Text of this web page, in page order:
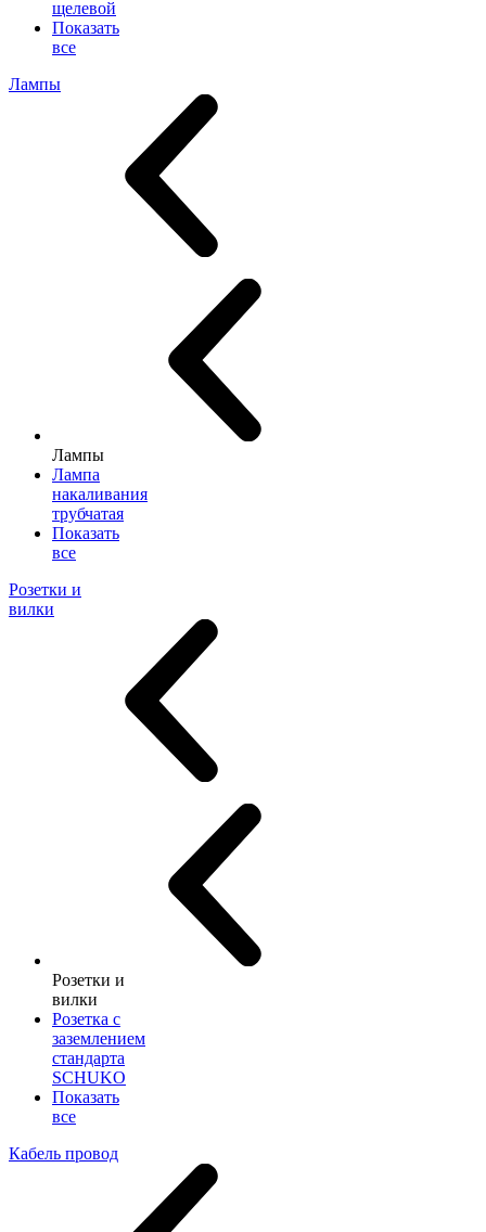
щелевой
Показать
все
Лампы
Лампы
Лампа
накаливания
трубчатая
Показать
все
Розетки и
вилки
Розетки и
вилки
Розетка с
заземлением
стандарта
SCHUKO
Показать
все
Кабель провод